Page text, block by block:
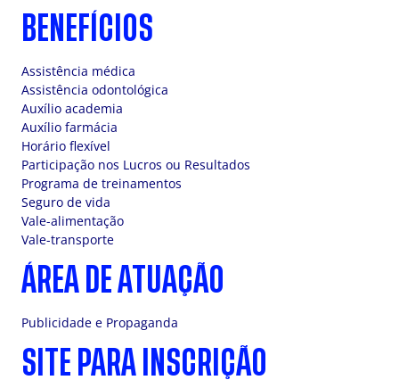
BENEFÍCIOS
Assistência médica
Assistência odontológica
Auxílio academia
Auxílio farmácia
Horário flexível
Participação nos Lucros ou Resultados
Programa de treinamentos
Seguro de vida
Vale-alimentação
Vale-transporte
ÁREA DE ATUAÇÃO
Publicidade e Propaganda
SITE PARA INSCRIÇÃO